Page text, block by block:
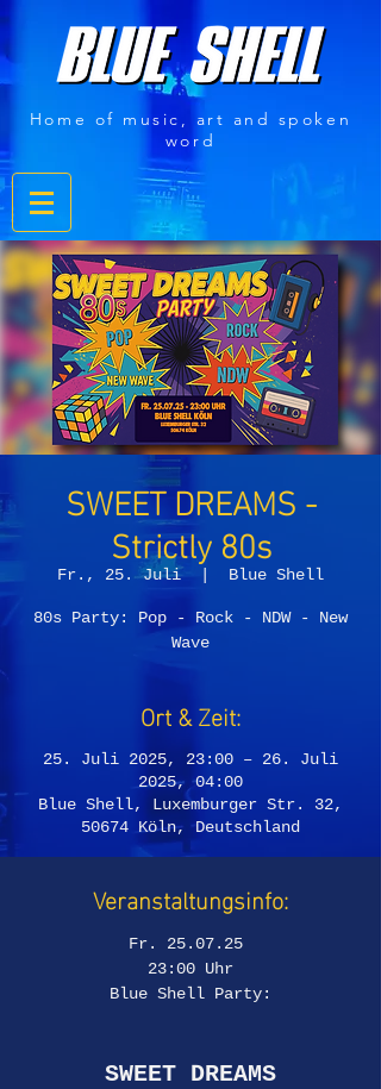
Home of music, art and spoken
word
SWEET DREAMS -
Strictly 80s
Fr., 25. Juli
  |
Blue Shell
80s Party: Pop - Rock - NDW - New
Wave
Ort & Zeit:
25. Juli 2025, 23:00 – 26. Juli
2025, 04:00
Blue Shell, Luxemburger Str. 32,
50674 Köln, Deutschland
Veranstaltungsinfo:
Fr. 25.07.25
23:00 Uhr
Blue Shell Party:
SWEET DREAMS